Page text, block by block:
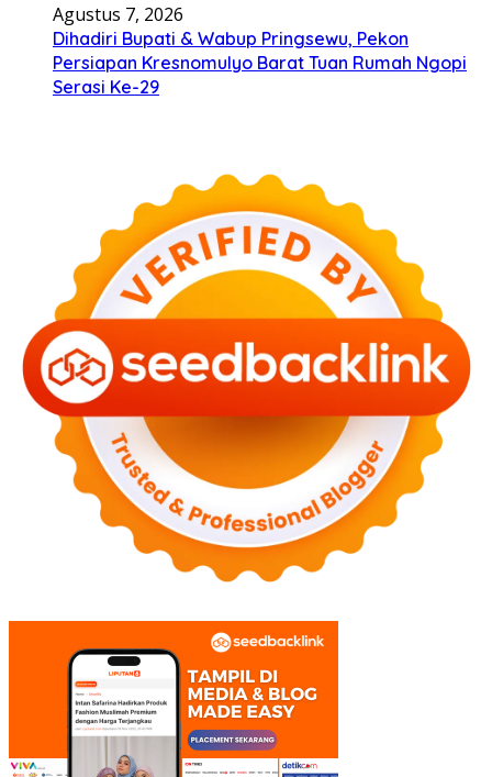
Agustus 7, 2026
Dihadiri Bupati & Wabup Pringsewu, Pekon
Persiapan Kresnomulyo Barat Tuan Rumah Ngopi
Serasi Ke-29